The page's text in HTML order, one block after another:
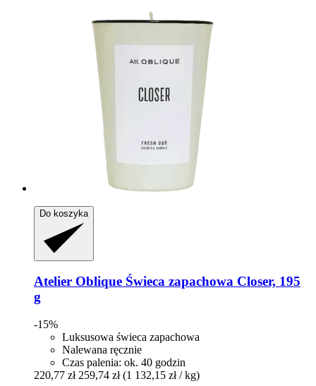
Do koszyka
Atelier Oblique Świeca zapachowa Closer, 195
g
-15%
Luksusowa świeca zapachowa
Nalewana ręcznie
Czas palenia: ok. 40 godzin
220,77 zł 259,74 zł (1 132,15 zł / kg)